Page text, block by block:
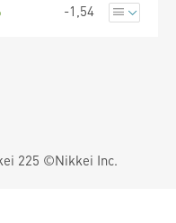
-1,54
225 ©Nikkei Inc.